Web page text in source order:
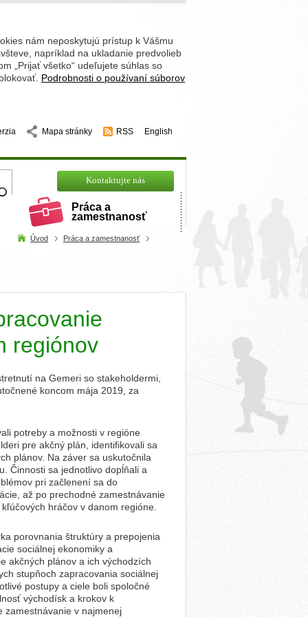
nám neposkytujú prístup k Vášmu
napríklad na ukladanie predvolieb
„Prijať všetko“ udeľujete súhlas so
Podrobnosti o používaní súborov
Mapa stránky RSS English
Kontaktujte nás
Práca a
zamestnanosť
Úvod Práca a zamestnanosť
regiónov
na Gemeri so stakeholdermi,
koncom mája 2019, za
potreby a možnosti v regióne
pre akčný plán, identifikovali sa
plánov. Na záver sa uskutočnila
Činnosti sa jednotlivo dopĺňali a
pri začlenení sa do
až po prechodné zamestnávanie
hráčov v danom regióne.
porovnania štruktúry a prepojenia
sociálnej ekonomiky a
akčných plánov a ich východzích
stupňoch zapracovania sociálnej
postupy a ciele boli spoločné
východísk a krokov k
zamestnávanie v najmenej